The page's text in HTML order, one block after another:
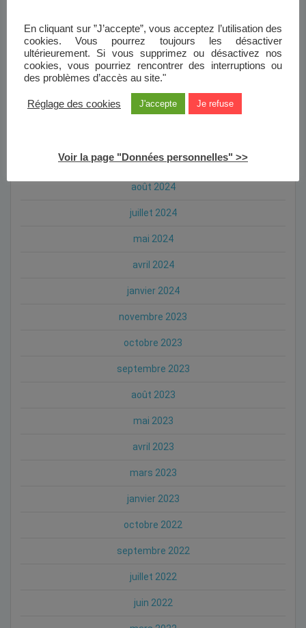
avril 2025
mars 2025
février 2025
janvier 2025
septembre 2024
août 2024
juillet 2024
mai 2024
avril 2024
janvier 2024
novembre 2023
octobre 2023
septembre 2023
août 2023
mai 2023
avril 2023
mars 2023
janvier 2023
octobre 2022
septembre 2022
juillet 2022
juin 2022
En cliquant sur ”J’accepte”, vous acceptez l’utilisation des
cookies. Vous pourrez toujours les désactiver
ultérieurement. Si vous supprimez ou désactivez nos
cookies, vous pourriez rencontrer des interruptions ou
des problèmes d’accès au site."
Réglage des cookies J'accepte Je refuse
Voir la page "Données personnelles" >>